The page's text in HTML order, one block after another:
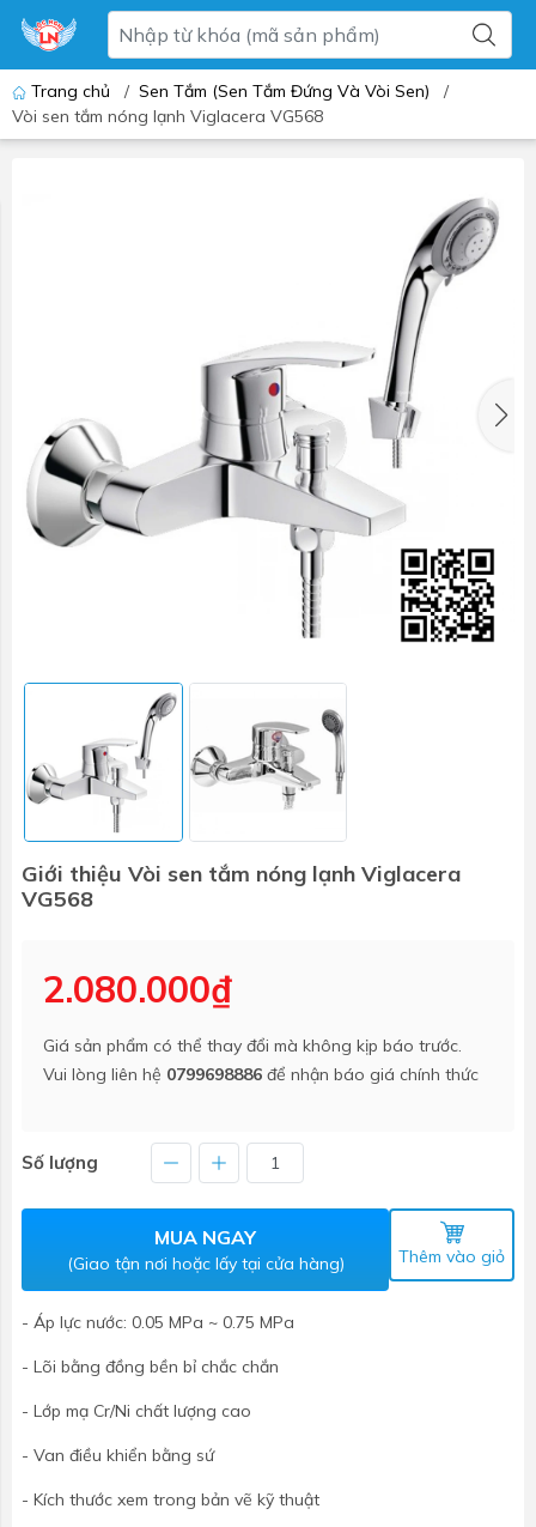
Trang chủ / Sen Tắm (Sen Tắm Đứng Và Vòi Sen)
/
Vòi sen tắm nóng lạnh Viglacera VG568
Giới thiệu Vòi sen tắm nóng lạnh Viglacera
VG568
2.080.000₫
Giá sản phẩm có thể thay đổi mà không kịp báo trước.
Vui lòng liên hệ 0799698886 để nhận báo giá chính thức
Số lượng
MUA NGAY
(Giao tận nơi hoặc lấy tại cửa hàng) Thêm vào giỏ
- Áp lực nước: 0.05 MPa ~ 0.75 MPa
- Lõi bằng đồng bền bỉ chắc chắn
- Lớp mạ Cr/Ni chất lượng cao
- Van điều khiển bằng sứ
- Kích thước xem trong bản vẽ kỹ thuật